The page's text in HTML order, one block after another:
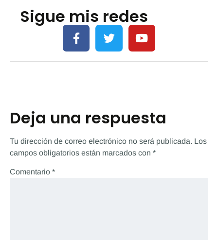
Sigue mis redes
Deja una respuesta
Tu dirección de correo electrónico no será publicada. Los
campos obligatorios están marcados con *
Comentario *